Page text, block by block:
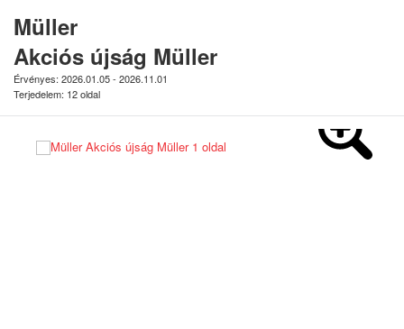
Müller
Akciós újság Müller
Érvényes: 2026.01.05 - 2026.11.01
Terjedelem: 12 oldal